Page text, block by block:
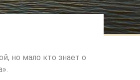
но мало кто знает о